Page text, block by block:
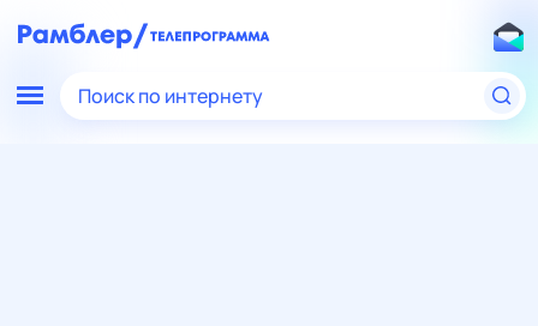
Поиск по интернету